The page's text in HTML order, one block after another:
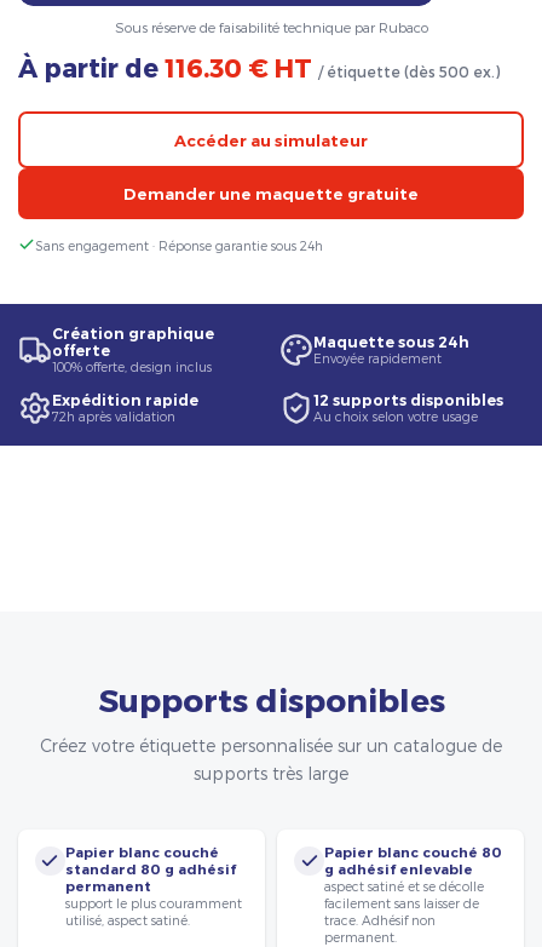
Sous réserve de faisabilité technique par Rubaco
À partir de 116.30 € HT / étiquette (dès 500 ex.)
Accéder au simulateur
Demander une maquette gratuite
Sans engagement · Réponse garantie sous 24h
Création graphique
offerte
100% offerte, design inclus
Maquette sous 24h
Envoyée rapidement
Expédition rapide
72h après validation
12 supports disponibles
Au choix selon votre usage
Supports disponibles
Créez votre étiquette personnalisée sur un catalogue de
supports très large
Papier blanc couché
standard 80 g adhésif
permanent
support le plus couramment
utilisé, aspect satiné.
Papier blanc couché 80
g adhésif enlevable
aspect satiné et se décolle
facilement sans laisser de
trace. Adhésif non
permanent.